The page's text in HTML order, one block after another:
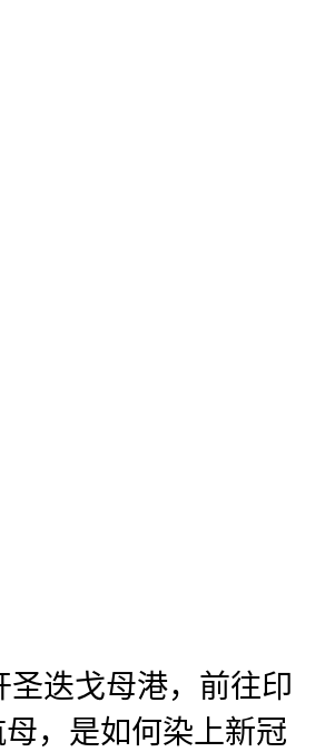
迭戈母港，前往印
，是如何染上新冠